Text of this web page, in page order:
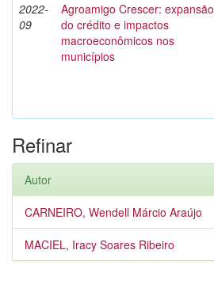
2022-
09
Agroamigo Crescer: expansão
do crédito e impactos
macroeconômicos nos
municípios
Refinar
Autor
CARNEIRO, Wendell Márcio Araújo
MACIEL, Iracy Soares Ribeiro